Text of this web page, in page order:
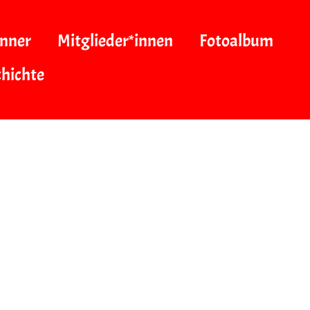
Mitglieder*innen
Fotoalbum